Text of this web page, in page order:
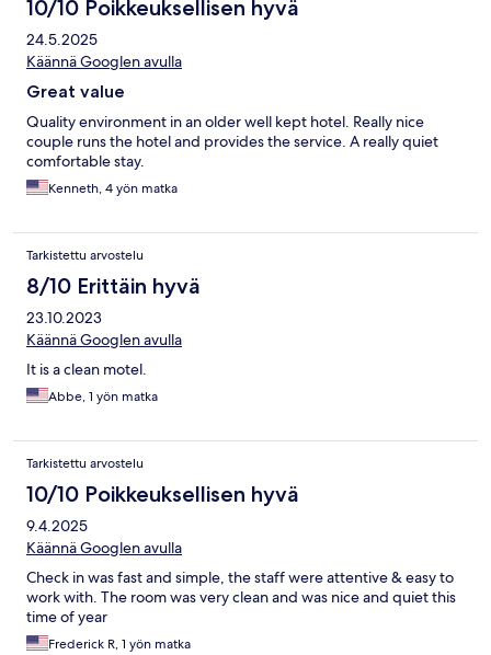
10/10 Poikkeuksellisen hyvä
24.5.2025
Käännä Googlen avulla
Great value
Quality environment in an older well kept hotel. Really nice
couple runs the hotel and provides the service. A really quiet
comfortable stay.
Kenneth, 4 yön matka
Tarkistettu arvostelu
8/10 Erittäin hyvä
23.10.2023
Käännä Googlen avulla
It is a clean motel.
Abbe, 1 yön matka
Tarkistettu arvostelu
10/10 Poikkeuksellisen hyvä
9.4.2025
Käännä Googlen avulla
Check in was fast and simple, the staff were attentive & easy to
work with. The room was very clean and was nice and quiet this
time of year
Frederick R, 1 yön matka